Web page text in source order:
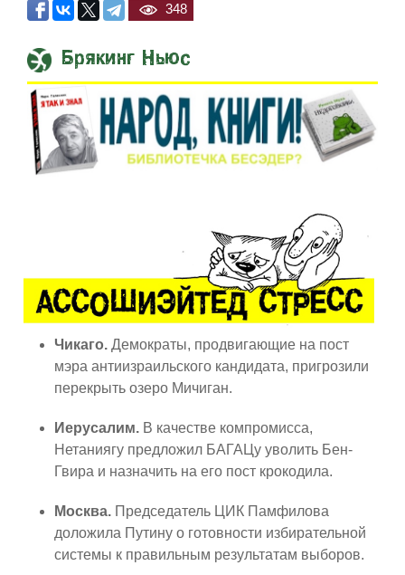
348
Брякинг Ньюс
Встреча Нетаниягу и
Чикаго. Демократы, продвигающие на пост
мэра антиизраильского кандидата, пригрозили
перекрыть озеро Мичиган.
Иерусалим. В качестве компромисса,
Нетаниягу предложил БАГАЦу уволить Бен-
Гвира и назначить на его пост крокодила.
Москва. Председатель ЦИК Памфилова
доложила Путину о готовности избирательной
системы к правильным результатам выборов.